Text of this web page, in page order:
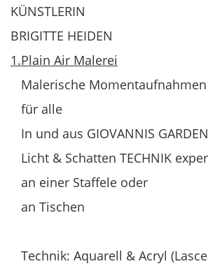
KÜNSTLERIN
BRIGITTE HEIDEN
1.Plain Air Malerei
Malerische Momentaufnahmen
für alle
In und aus GIOVANNIS GARDEN
Licht & Schatten TECHNIK
an einer Staffele oder
an Tischen
Technik: Aquarell & Acryl